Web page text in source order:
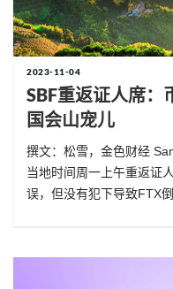
2023-11-04
SBF重返证人席：
国会山宠儿
撰文：松雪，金色财经
当地时间周一上午重返证
误，但没有犯下导致FTX倒